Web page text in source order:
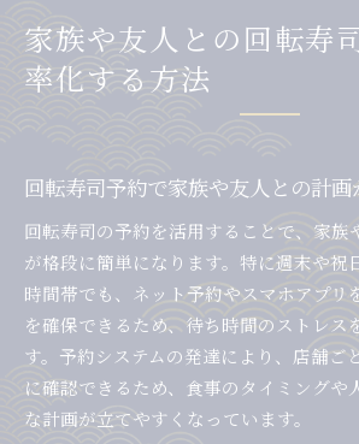
家族や友人との回転寿
率化する方法
回転寿司予約で家族や友人との計画
回転寿司の予約を活用することで、家族
が格段に簡単になります。特に週末や祝
時間帯でも、ネット予約やスマホアプリ
を確保できるため、待ち時間のストレス
す。予約システムの発達により、店舗ご
に確認できるため、食事のタイミングや
な計画が立てやすくなっています。